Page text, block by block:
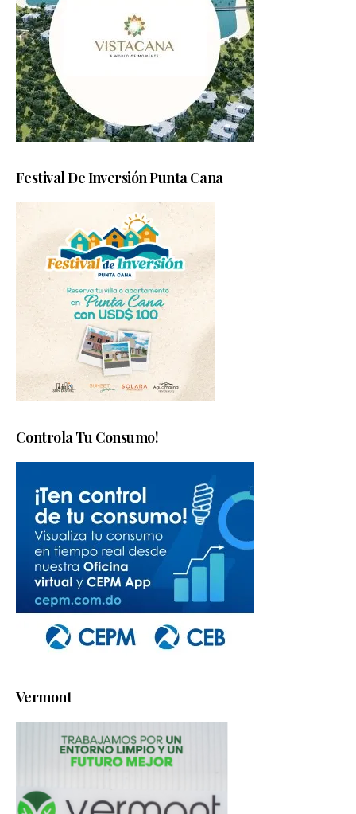
Festival De Inversión Punta Cana
Controla Tu Consumo!
Vermont